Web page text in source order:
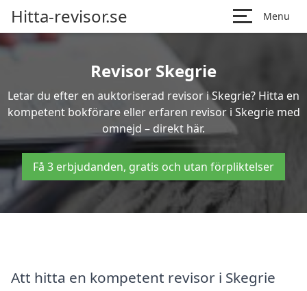
Hitta-revisor.se Menu
Revisor Skegrie
Letar du efter en auktoriserad revisor i Skegrie? Hitta en
kompetent bokförare eller erfaren revisor i Skegrie med
omnejd – direkt här.
Få 3 erbjudanden, gratis och utan förpliktelser
Att hitta en kompetent revisor i Skegrie